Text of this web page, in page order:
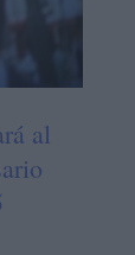
al